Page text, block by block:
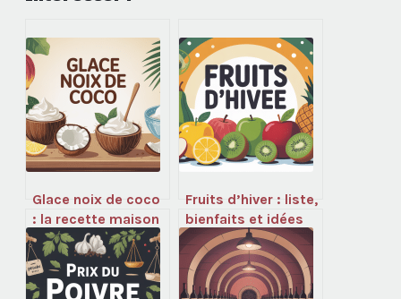
Glace noix de coco
: la recette maison
crémeuse et
parfumée
Fruits d’hiver : liste,
bienfaits et idées
pour bien les
choisir